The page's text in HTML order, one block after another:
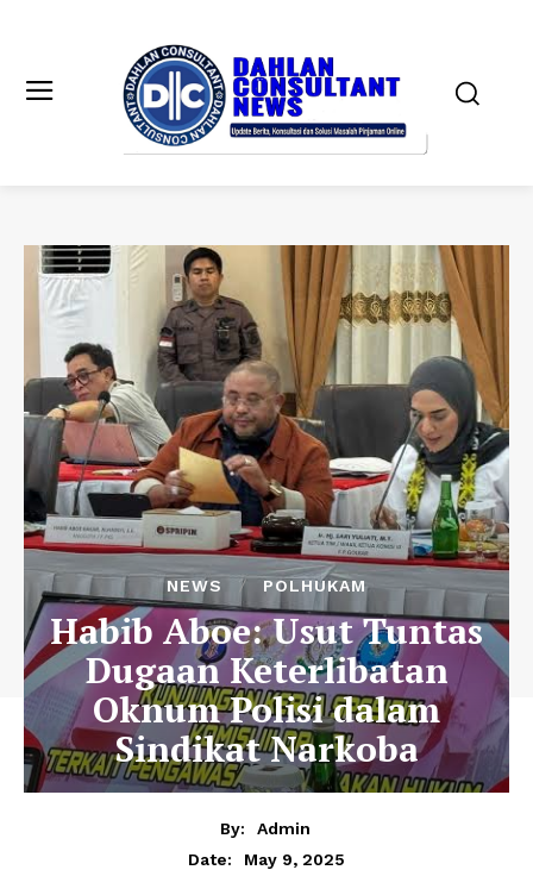
NEWS POLHUKAM
Habib Aboe: Usut Tuntas
Dugaan Keterlibatan
Oknum Polisi dalam
Sindikat Narkoba
By:
Admin
Date:
May 9, 2025